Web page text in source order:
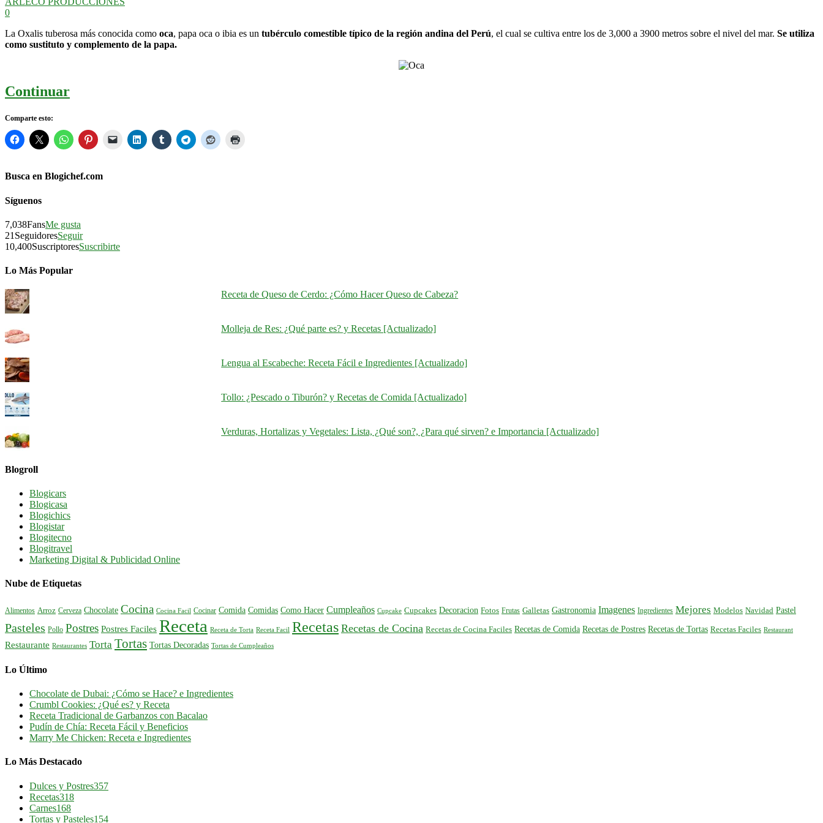
0
La Oxalis tuberosa más conocida como oca, papa oca o ibia es un tubérculo comestible típico de la región andina del Perú, el cual se cultiva entre los de 3,000 a 3900 metros sobre el nivel del mar. Se utiliza
como sustituto y complemento de la papa.
Continuar
Comparte esto:
Busca en Blogichef.com
Síguenos
7,038FansMe gusta
21 SeguidoresSeguir
10,400SuscriptoresSuscribirte
Lo Más Popular
Receta de Queso de Cerdo: ¿Cómo Hacer Queso de Cabeza?
Molleja de Res: ¿Qué parte es? y Recetas [Actualizado]
Lengua al Escabeche: Receta Fácil e Ingredientes [Actualizado]
Tollo: ¿Pescado o Tiburón? y Recetas de Comida [Actualizado]
Verduras, Hortalizas y Vegetales: Lista, ¿Qué son?, ¿Para qué sirven? e Importancia [Actualizado]
Blogroll
Blogicars
Blogicasa
Blogichics
Blogistar
Blogitecno
Blogitravel
Marketing Digital & Publicidad Online
Nube de Etiquetas
Alimentos Arroz Cerveza Chocolate Cocina Cocina Facil Cocinar Comida Comidas Como Hacer Cumpleaños Cupcake Cupcakes Decoracion Fotos Frutas Galletas Gastronomia Imagenes Ingredientes Mejores Modelos Navidad Pastel
Pasteles Pollo Postres Postres Faciles Receta Receta de Torta Receta Facil Recetas Recetas de Cocina Recetas de Cocina Faciles Recetas de Comida Recetas de Postres Recetas de Tortas Recetas Faciles Restaurant
Restaurante Restaurantes Torta Tortas Tortas Decoradas Tortas de Cumpleaños
Lo Último
Chocolate de Dubai: ¿Cómo se Hace? e Ingredientes
Crumbl Cookies: ¿Qué es? y Receta
Receta Tradicional de Garbanzos con Bacalao
Pudín de Chía: Receta Fácil y Beneficios
Marry Me Chicken: Receta e Ingredientes
Lo Más Destacado
Dulces y Postres357
Recetas318
Carnes168
Tortas y Pasteles154